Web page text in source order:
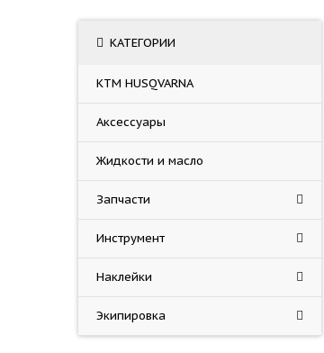
КАТЕГОРИИ
KTM HUSQVARNA
Аксессуары
Жидкости и масло
Запчасти
Инструмент
Наклейки
Экипировка